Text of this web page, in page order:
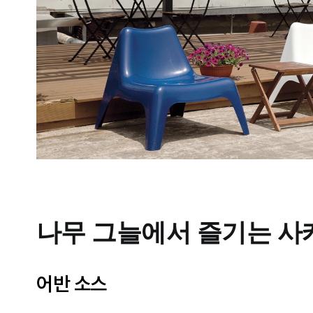
나무 그늘에서 즐기는 사
어반 소스